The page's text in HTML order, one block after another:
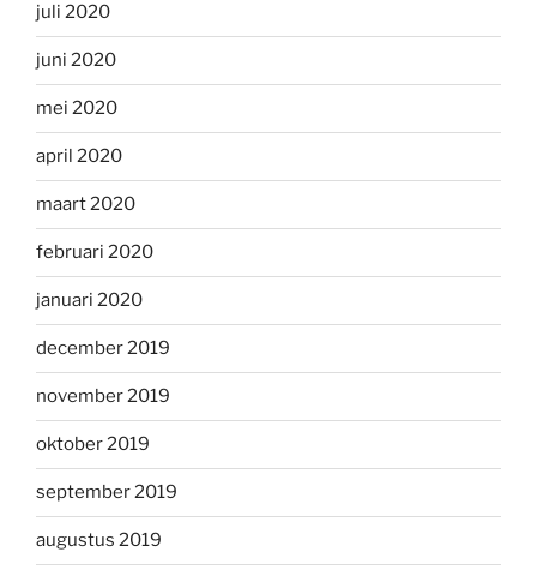
juli 2020
juni 2020
mei 2020
april 2020
maart 2020
februari 2020
januari 2020
december 2019
november 2019
oktober 2019
september 2019
augustus 2019